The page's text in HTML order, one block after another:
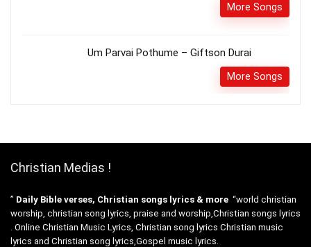
More Songs
Um Parvai Pothume – Giftson Durai
More Songs
Christian Medias !
” Daily Bible verses, Christian songs lyrics & more “world christian
worship, christian song lyrics, praise and worship,Christian songs lyrics
. Online Christian Music Lyrics, Christian song lyrics Christian music
lyrics and Christian song lyrics,Gospel music lyrics.